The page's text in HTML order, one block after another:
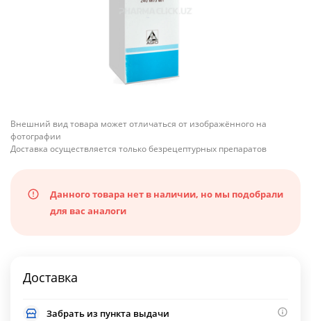
Внешний вид товара может отличаться от изображённого на
фотографии
Доставка осуществляется только безрецептурных препаратов
Данного товара нет в наличии, но мы подобрали
для вас аналоги
Доставка
Забрать из пункта выдачи